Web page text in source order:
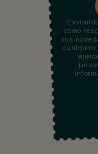
como
sus
cualquier